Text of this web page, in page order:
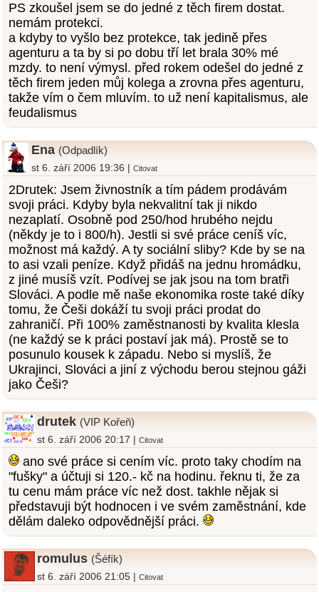
PS zkoušel jsem se do jedné z těch firem dostat.
nemám protekci.
a kdyby to vyšlo bez protekce, tak jedině přes
agenturu a ta by si po dobu tří let brala 30% mé
mzdy. to není výmysl. před rokem odešel do jedné z
těch firem jeden můj kolega a zrovna přes agenturu,
takže vím o čem mluvím. to už není kapitalismus, ale
feudalismus
Ena (Odpadlík)
st 6. září 2006 19:36 | Citovat
2Drutek: Jsem živnostník a tím pádem prodávám
svoji práci. Kdyby byla nekvalitní tak ji nikdo
nezaplatí. Osobně pod 250/hod hrubého nejdu
(někdy je to i 800/h). Jestli si své práce ceníš víc,
možnost má každý. A ty sociální sliby? Kde by se na
to asi vzali peníze. Když přidáš na jednu hromádku,
z jiné musíš vzít. Podívej se jak jsou na tom bratři
Slováci. A podle mě naše ekonomika roste také díky
tomu, že Češi dokáží tu svoji práci prodat do
zahraničí. Při 100% zaměstnanosti by kvalita klesla
(ne každý se k práci postaví jak má). Prostě se to
posunulo kousek k západu. Nebo si myslíš, že
Ukrajinci, Slováci a jiní z východu berou stejnou gáži
jako Češi?
drutek (VIP Kořeň)
st 6. září 2006 20:17 |Citovat
ano své práce si cením víc. proto taky chodím na
"fušky" a účtuji si 120.- kč na hodinu. řeknu ti, že za
tu cenu mám práce víc než dost. takhle nějak si
představuji být hodnocen i ve svém zaměstnání, kde
dělám daleko odpovědnější práci.
romulus (Šéfík)
st 6. září 2006 21:05 |Citovat